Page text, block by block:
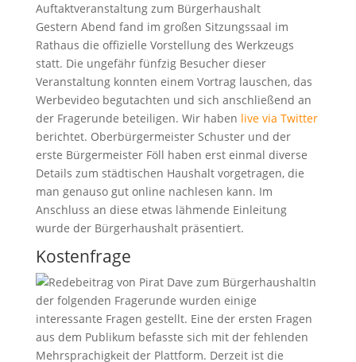
Gestern Abend fand im großen Sitzungssaal im
Rathaus die offizielle Vorstellung des Werkzeugs
statt. Die ungefähr fünfzig Besucher dieser
Veranstaltung konnten einem Vortrag lauschen, das
Werbevideo begutachten und sich anschließend an
der Fragerunde beteiligen. Wir haben live via Twitter
berichtet. Oberbürgermeister Schuster und der
erste Bürgermeister Föll haben erst einmal diverse
Details zum städtischen Haushalt vorgetragen, die
man genauso gut online nachlesen kann. Im
Anschluss an diese etwas lähmende Einleitung
wurde der Bürgerhaushalt präsentiert.
Kostenfrage
In
der folgenden Fragerunde wurden einige
interessante Fragen gestellt. Eine der ersten Fragen
aus dem Publikum befasste sich mit der fehlenden
Mehrsprachigkeit der Plattform. Derzeit ist die